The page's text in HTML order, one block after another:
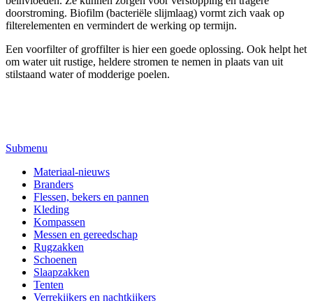
doorstroming. Biofilm (bacteriële slijmlaag) vormt zich vaak op
filterelementen en vermindert de werking op termijn.
Een voorfilter of groffilter is hier een goede oplossing. Ook helpt het
om water uit rustige, heldere stromen te nemen in plaats van uit
stilstaand water of modderige poelen.
Submenu
Materiaal-nieuws
Branders
Flessen, bekers en pannen
Kleding
Kompassen
Messen en gereedschap
Rugzakken
Schoenen
Slaapzakken
Tenten
Verrekijkers en nachtkijkers